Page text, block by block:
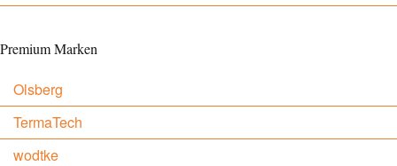
Premium Marken
Olsberg
TermaTech
wodtke